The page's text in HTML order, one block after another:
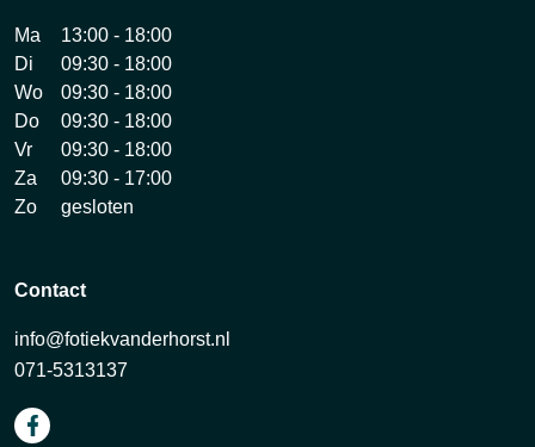
Ma
13:00 - 18:00
Di
09:30 - 18:00
Wo
09:30 - 18:00
Do
09:30 - 18:00
Vr
09:30 - 18:00
Za
09:30 - 17:00
Zo
gesloten
Contact
info@fotiekvanderhorst.nl
071-5313137